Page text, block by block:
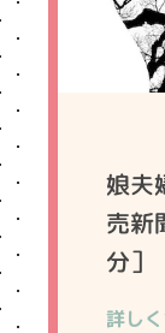
娘夫
売
分］
詳し